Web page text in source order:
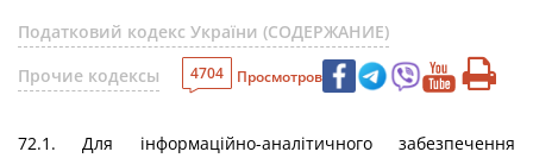
Податковий кодекс України (СОДЕРЖАНИЕ)
Прочие кодексы
4704 Просмотров
72.1. Для інформаційно-аналітичного забезпечення